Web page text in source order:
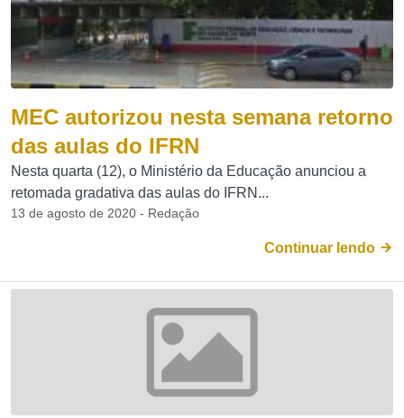
MEC autorizou nesta semana retorno
das aulas do IFRN
Nesta quarta (12), o Ministério da Educação anunciou a
retomada gradativa das aulas do IFRN...
13 de agosto de 2020 - Redação
Continuar lendo